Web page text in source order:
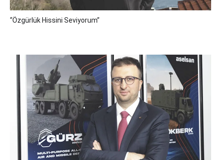
“Özgürlük Hissini Seviyorum”